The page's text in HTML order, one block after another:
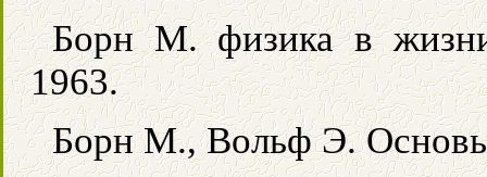
Борн М. физика в
1963.
Борн М., Вольф Э.